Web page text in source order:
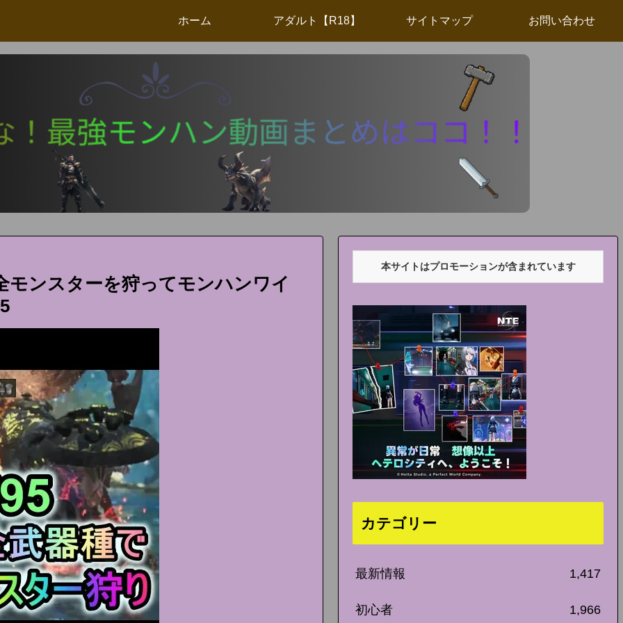
ホーム アダルト【R18】 サイトマップ お問い合わせ
ンスターを狩ってモンハンワイ
本サイトはプロモーションが含まれています
カテゴリー
最新情報 1,417
初心者 1,966